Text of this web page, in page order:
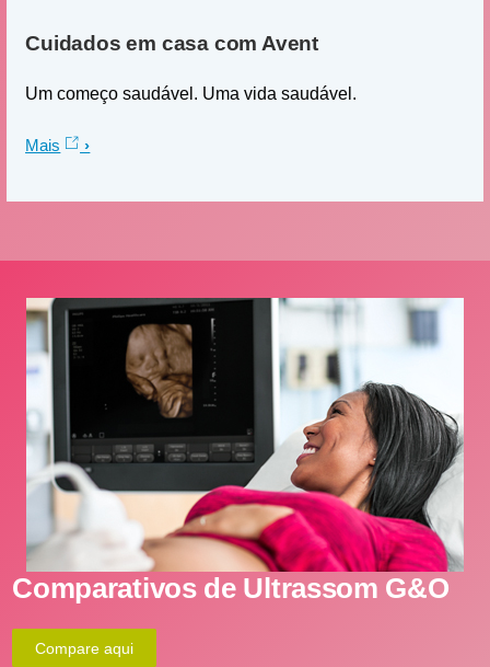
Cuidados em casa com Avent
Um começo saudável. Uma vida saudável.
Mais
Comparativos de Ultrassom G&O
Compare aqui